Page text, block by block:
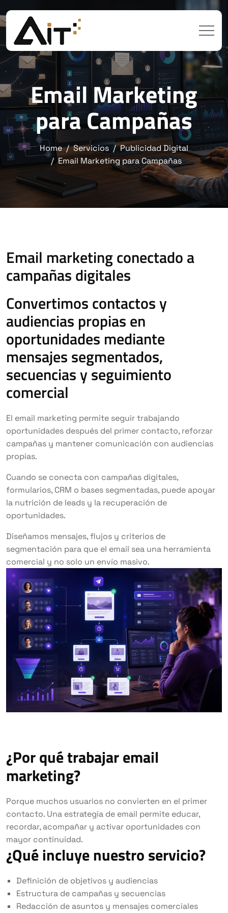
Email Marketing
para Campañas
Home Servicios
Publicidad Digital
Email Marketing para Campañas
Email marketing conectado a
campañas digitales
Convertimos contactos y
audiencias propias en
oportunidades mediante
mensajes segmentados,
secuencias y seguimiento
comercial
El email marketing permite seguir trabajando
oportunidades después del primer contacto, reforzar
campañas y mantener comunicación con audiencias
propias.
Cuando se conecta con campañas digitales,
formularios, CRM o bases segmentadas, puede apoyar
la nutrición de leads y la recuperación de
oportunidades.
Diseñamos mensajes, flujos y criterios de
segmentación para que el email sea una herramienta
comercial y no solo un envío masivo.
¿Por qué trabajar email
marketing?
Porque muchos usuarios no convierten en el primer
contacto. Una estrategia de email permite educar,
recordar, acompañar y activar oportunidades con
mayor continuidad.
¿Qué incluye nuestro servicio?
Definición de objetivos y audiencias
Estructura de campañas y secuencias
Redacción de asuntos y mensajes comerciales